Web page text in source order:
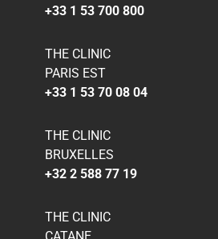
+33 1 53 700 800
THE CLINIC
PARIS EST
+33 1 53 70 08 04
THE CLINIC
BRUXELLES
+32 2 588 77 19
THE CLINIC
CATANE